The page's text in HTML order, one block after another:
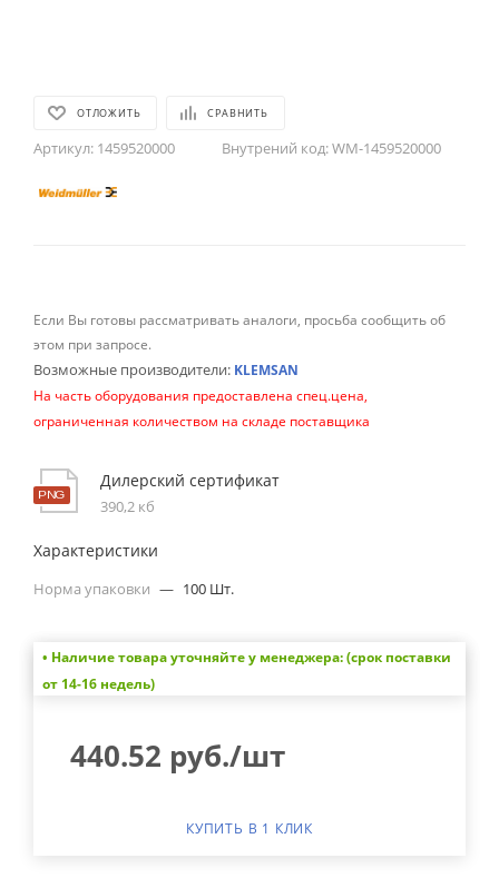
ОТЛОЖИТЬ СРАВНИТЬ
Артикул: 1459520000 Внутрений код:WM-1459520000
Если Вы готовы рассматривать аналоги, просьба сообщить об
этом при запросе.
Возможные производители: KLEMSAN
На часть оборудования предоставлена спец.цена,
ограниченная количеством на складе поставщика
Дилерский сертификат
390,2 кб
Характеристики
Норма упаковки — 100 Шт.
• Наличие товара уточняйте у менеджера: (срок поставки
от 14-16 недель)
440.52 руб./шт
КУПИТЬ В 1 КЛИК